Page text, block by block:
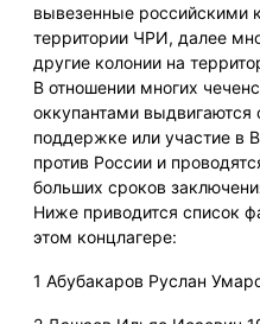
вывезенные российскими
территории ЧРИ, далее
другие колонии на
В отношении многих
оккупантами
поддержке или участие в
против России и
больших сроков
Ниже приводится список
этом концлагере:
1 Абубакаров Руслан